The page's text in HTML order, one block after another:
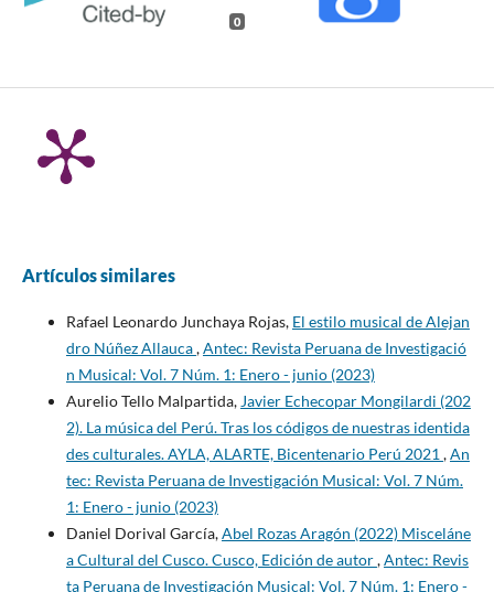
0
Artículos similares
Rafael Leonardo Junchaya Rojas, El estilo musical de Alejan
dro Núñez Allauca,Antec: Revista Peruana de Investigació
n Musical: Vol. 7 Núm. 1: Enero - junio (2023)
Aurelio Tello Malpartida, Javier Echecopar Mongilardi (202
2). La música del Perú. Tras los códigos de nuestras identida
des culturales. AYLA, ALARTE, Bicentenario Perú 2021 ,An
tec: Revista Peruana de Investigación Musical: Vol. 7 Núm.
1: Enero - junio (2023)
Daniel Dorival García,Abel Rozas Aragón (2022) Misceláne
a Cultural del Cusco. Cusco, Edición de autor,Antec: Revis
ta Peruana de Investigación Musical: Vol. 7 Núm. 1: Enero -